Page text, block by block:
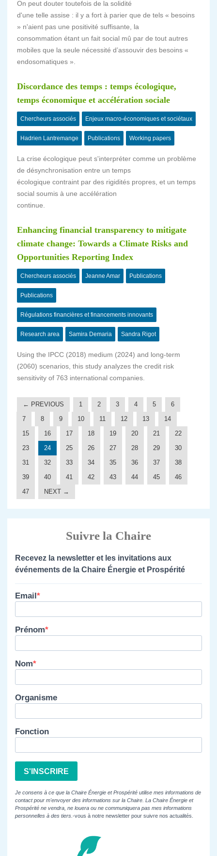
On peut douter toutefois de la solidité
d'une telle assise : il y a fort à parier que de tels « besoins
» n'aient pas une positivité suffisante, la
consommation étant un fait social mû par de tout autres
mobiles que la seule nécessité d’assouvir des besoins «
endosomatiques ».
Discordance des temps : temps écologique,
temps économique et accélération sociale
Chercheurs associés Enjeux macro-économiques et sociétaux
Hadrien Lantremange Publications Working papers
La crise écologique peut s'interpréter comme un problème
de désynchronisation entre un temps
écologique contraint par des rigidités propres, et un temps
social soumis à une accélération
continue.
Enhancing financial transparency to mitigate
climate change: Towards a Climate Risks and
Opportunities Reporting Index
Chercheurs associés Jeanne Amar Publications
Publications
Régulations financières et financements innovants
Research area Samira Demaria Sandra Rigot
Using the IPCC (2018) medium (2024) and long-term
(2060) scenarios, this study analyzes the credit risk
sensitivity of 763 international companies.
← PREVIOUS 1 2 3 4 5
6
7
8 9 10 11 12 13
14
15
16 17 18 19 20 21
22
23
24 25 26 27 28 29
30
31
32 33 34 35 36 37
38
39
40 41 42 43 44 45
46
47
NEXT →
Suivre la Chaire
Recevez la newsletter et les invitations aux
événements de la Chaire Énergie et Prospérité
Email
Prénom
Nom
Organisme
Fonction
S'INSCRIRE
Je consens à ce que la Chaire Énergie et Prospérité utilise mes informations de
contact pour m'envoyer des informations sur la Chaire. La Chaire Énergie et
Prospérité ne vendra, ne louera ou ne communiquera pas mes informations
personnelles à des tiers. -vous à notre newsletter pour suivre nos actualités.